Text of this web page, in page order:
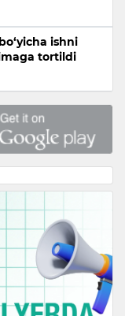
ishni
tortildi